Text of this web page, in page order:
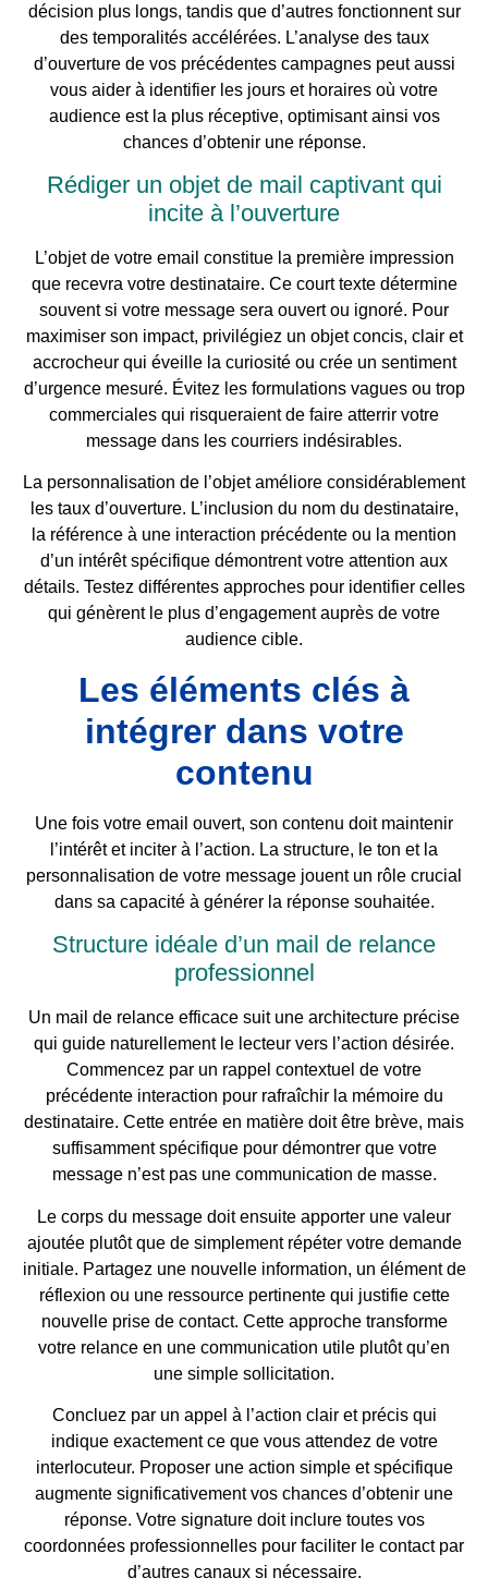
décision plus longs, tandis que d’autres fonctionnent sur
des temporalités accélérées. L’analyse des taux
d’ouverture de vos précédentes campagnes peut aussi
vous aider à identifier les jours et horaires où votre
audience est la plus réceptive, optimisant ainsi vos
chances d’obtenir une réponse.
Rédiger un objet de mail captivant qui
incite à l’ouverture
L’objet de votre email constitue la première impression
que recevra votre destinataire. Ce court texte détermine
souvent si votre message sera ouvert ou ignoré. Pour
maximiser son impact, privilégiez un objet concis, clair et
accrocheur qui éveille la curiosité ou crée un sentiment
d’urgence mesuré. Évitez les formulations vagues ou trop
commerciales qui risqueraient de faire atterrir votre
message dans les courriers indésirables.
La personnalisation de l’objet améliore considérablement
les taux d’ouverture. L’inclusion du nom du destinataire,
la référence à une interaction précédente ou la mention
d’un intérêt spécifique démontrent votre attention aux
détails. Testez différentes approches pour identifier celles
qui génèrent le plus d’engagement auprès de votre
audience cible.
Les éléments clés à
intégrer dans votre
contenu
Une fois votre email ouvert, son contenu doit maintenir
l’intérêt et inciter à l’action. La structure, le ton et la
personnalisation de votre message jouent un rôle crucial
dans sa capacité à générer la réponse souhaitée.
Structure idéale d’un mail de relance
professionnel
Un mail de relance efficace suit une architecture précise
qui guide naturellement le lecteur vers l’action désirée.
Commencez par un rappel contextuel de votre
précédente interaction pour rafraîchir la mémoire du
destinataire. Cette entrée en matière doit être brève, mais
suffisamment spécifique pour démontrer que votre
message n’est pas une communication de masse.
Le corps du message doit ensuite apporter une valeur
ajoutée plutôt que de simplement répéter votre demande
initiale. Partagez une nouvelle information, un élément de
réflexion ou une ressource pertinente qui justifie cette
nouvelle prise de contact. Cette approche transforme
votre relance en une communication utile plutôt qu’en
une simple sollicitation.
Concluez par un appel à l’action clair et précis qui
indique exactement ce que vous attendez de votre
interlocuteur. Proposer une action simple et spécifique
augmente significativement vos chances d’obtenir une
réponse. Votre signature doit inclure toutes vos
coordonnées professionnelles pour faciliter le contact par
d’autres canaux si nécessaire.